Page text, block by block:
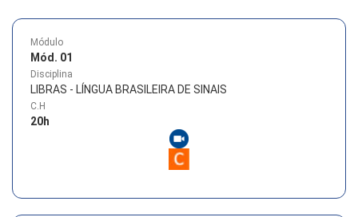
Módulo
Mód. 01
Disciplina
LIBRAS - LÍNGUA BRASILEIRA DE SINAIS
C.H
20h